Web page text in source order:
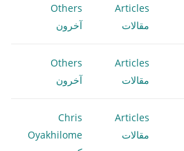
Articles
مقالات
Others
آخرون
Articles
مقالات
Others
آخرون
Articles
مقالات
Chris
Oyakhilome